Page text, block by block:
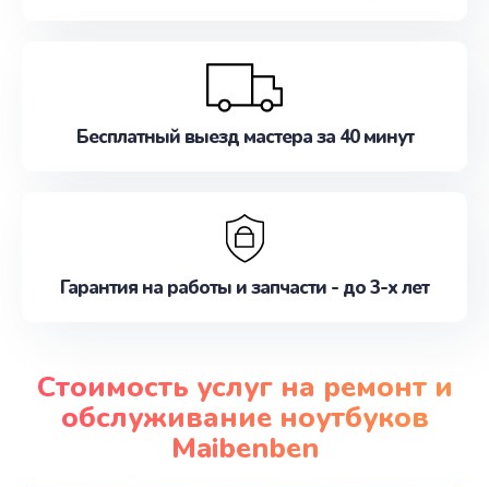
Бесплатный выезд мастера за 40 минут
Гарантия на работы и запчасти - до 3-х лет
Стоимость услуг на ремонт и
обслуживание ноутбуков
Maibenben